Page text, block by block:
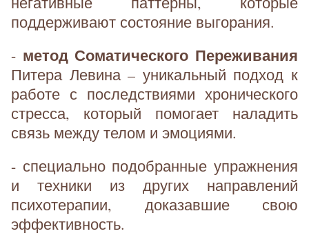
поддерживают состояние выгорания.
- метод Соматического Переживания
Питера Левина – уникальный подход к
работе с последствиями хронического
стресса, который помогает наладить
связь между телом и эмоциями.
- специально подобранные упражнения
и техники из других направлений
психотерапии, доказавшие свою
эффективность.